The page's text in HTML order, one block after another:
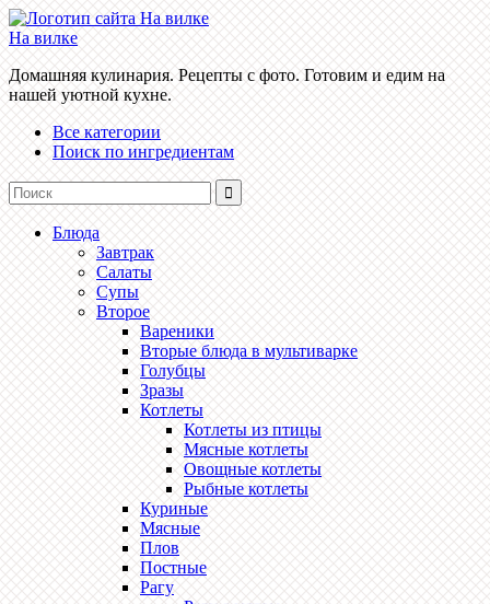
На вилке
Домашняя кулинария. Рецепты с фото. Готовим и едим на
нашей уютной кухне.
Все категории
Поиск по ингредиентам
Блюда
Завтрак
Салаты
Супы
Второе
Вареники
Вторые блюда в мультиварке
Голубцы
Зразы
Котлеты
Котлеты из птицы
Мясные котлеты
Овощные котлеты
Рыбные котлеты
Куриные
Мясные
Плов
Постные
Рагу